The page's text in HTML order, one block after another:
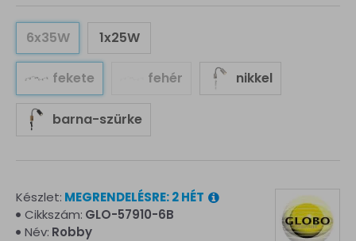
6x35W 1x25W
fekete fehér nikkel
barna-szürke
Készlet: MEGRENDELÉSRE: 2 HÉT
Cikkszám: GLO-57910-6B
Név: Robby